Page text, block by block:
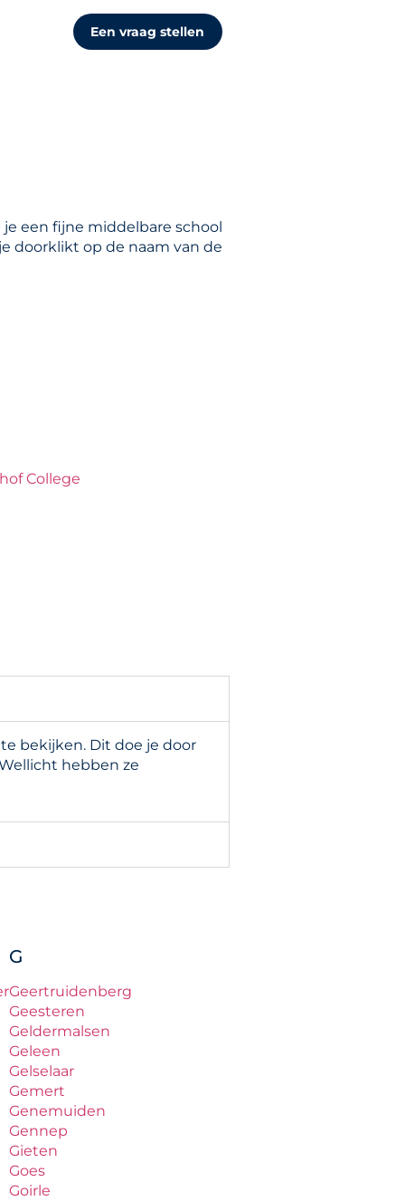
Een vraag stellen
een fijne middelbare school
doorklikt op de naam van de
College
bekijken. Dit doe je door
hebben ze
G
Geertruidenberg
Geesteren
Geldermalsen
Geleen
Gelselaar
Gemert
Genemuiden
Gennep
Gieten
Goes
Goirle